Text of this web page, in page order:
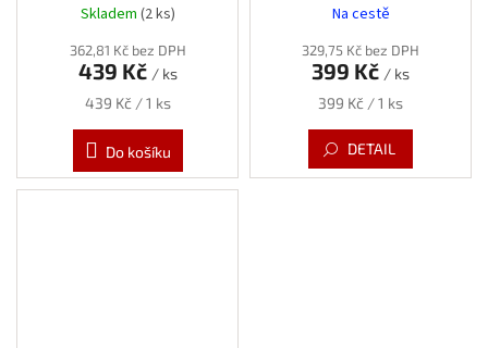
Skladem (2 ks)
362,81 Kč bez DPH
439 Kč / ks
Měrná
439 Kč / 1 ks
Do košíku
Na cestě
329,75 Kč bez DPH
399 Kč / ks
Měrná
399 Kč / 1 ks
DETAIL